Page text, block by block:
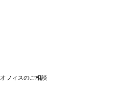
オフィスのご相談